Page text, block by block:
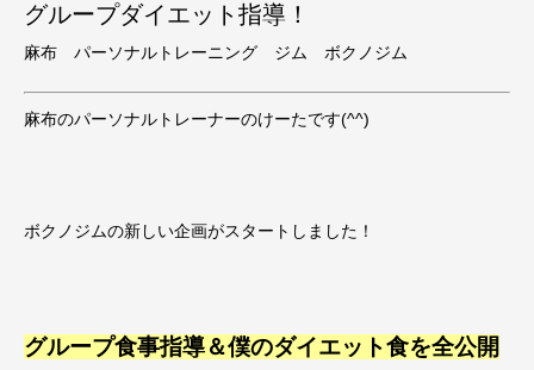
グループダイエット指導！
麻布 パーソナルトレーニング ジム ボクノジム
麻布のパーソナルトレーナーのけーたです(^^)
ボクノジムの新しい企画がスタートしました！
グループ食事指導＆僕のダイエット食を全公開